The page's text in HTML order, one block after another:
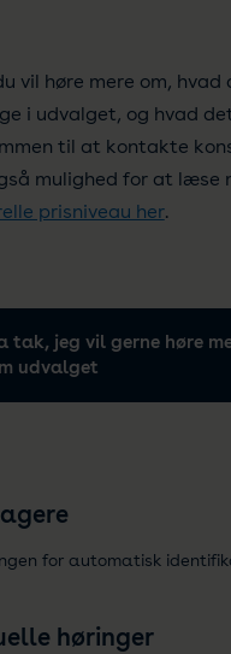
vil høre mere om,
i udvalget, og hvad
til at kontakte
mulighed for at læse
prisniveau her.
tak, jeg vil gerne høre
udvalget
for automatisk
høringer